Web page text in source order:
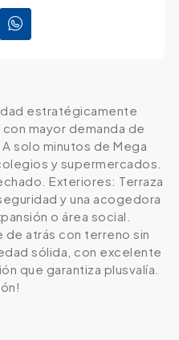
estratégicamente
mayor demanda de
solo minutos de Mega
y supermercados.
Exteriores: Terraza
y una acogedora
o área social.
de atrás con terreno sin
sólida, con excelente
que garantiza plusvalía.